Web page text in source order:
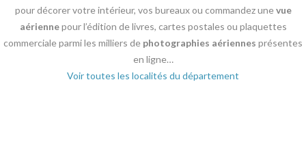
pour décorer votre intérieur, vos bureaux ou commandez unevue
aériennepour l’édition de livres, cartes postales ou plaquettes
commerciale parmi les milliers de photographies aériennes présentes
en ligne…
Voir toutes les localités du département